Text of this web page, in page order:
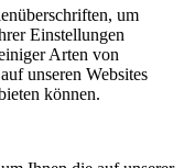
um
Einstellungen
Arten von
unseren Websites
können.